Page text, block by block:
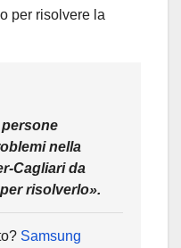
per risolvere la
nella
Cagliari da
risolverlo».
Samsung